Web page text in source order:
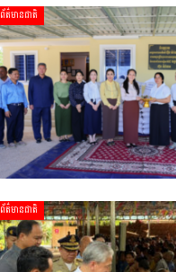
ព័ត៌មានជាតិ
ព័ត៌មានជាតិ